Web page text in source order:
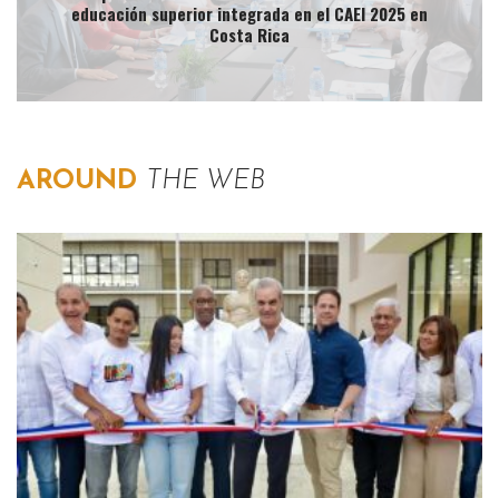
educación superior integrada en el CAEI 2025 en
Costa Rica
AROUND THE WEB